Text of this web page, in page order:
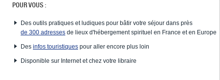
POUR VOUS :
Des outils pratiques et ludiques pour bâtir votre séjour dans près
de 300 adresses de lieux d'hébergement spirituel en France et en Europe
Des infos touristiques pour aller encore plus loin
Disponible sur Internet et chez votre libraire